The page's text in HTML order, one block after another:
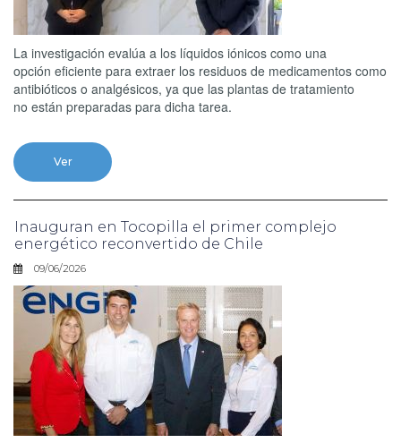
La investigación evalúa a los líquidos iónicos como una
opción eficiente para extraer los residuos de medicamentos como
antibióticos o analgésicos, ya que las plantas de tratamiento
no están preparadas para dicha tarea.
Ver
Inauguran en Tocopilla el primer complejo
energético reconvertido de Chile
09/06/2026